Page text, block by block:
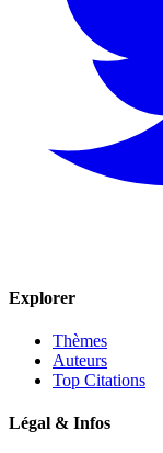
Explorer
Thèmes
Auteurs
Top Citations
Légal & Infos